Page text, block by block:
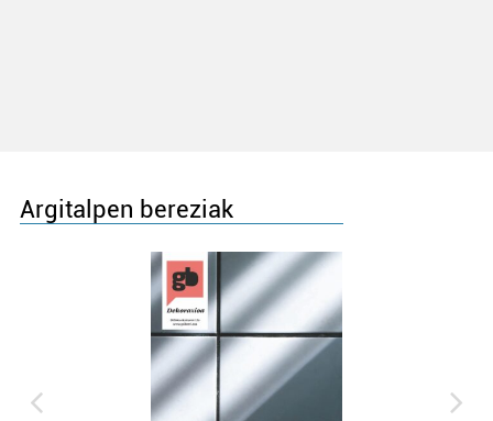
Argitalpen bereziak